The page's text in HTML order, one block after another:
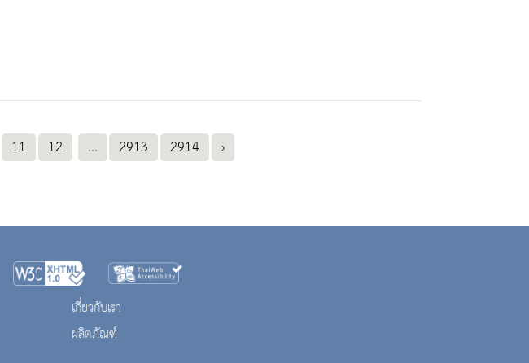
11 12 ... 2913 2914 ›
เกี่ยวกับเรา
ผลิตภัณฑ์